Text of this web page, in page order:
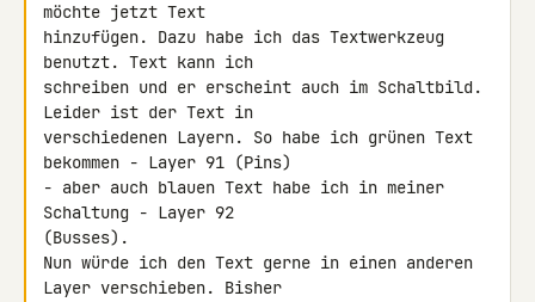
möchte jetzt Text
hinzufügen. Dazu habe ich das Textwerkzeug
benutzt. Text kann ich
schreiben und er erscheint auch im Schaltbild.
Leider ist der Text in
verschiedenen Layern. So habe ich grünen Text
bekommen - Layer 91 (Pins)
- aber auch blauen Text habe ich in meiner
Schaltung - Layer 92
(Busses).
Nun würde ich den Text gerne in einen anderen
Layer verschieben. Bisher